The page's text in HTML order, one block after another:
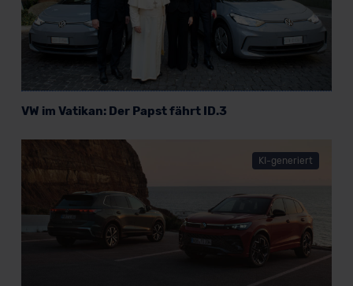
VW im Vatikan: Der Papst fährt ID.3
KI-generiert